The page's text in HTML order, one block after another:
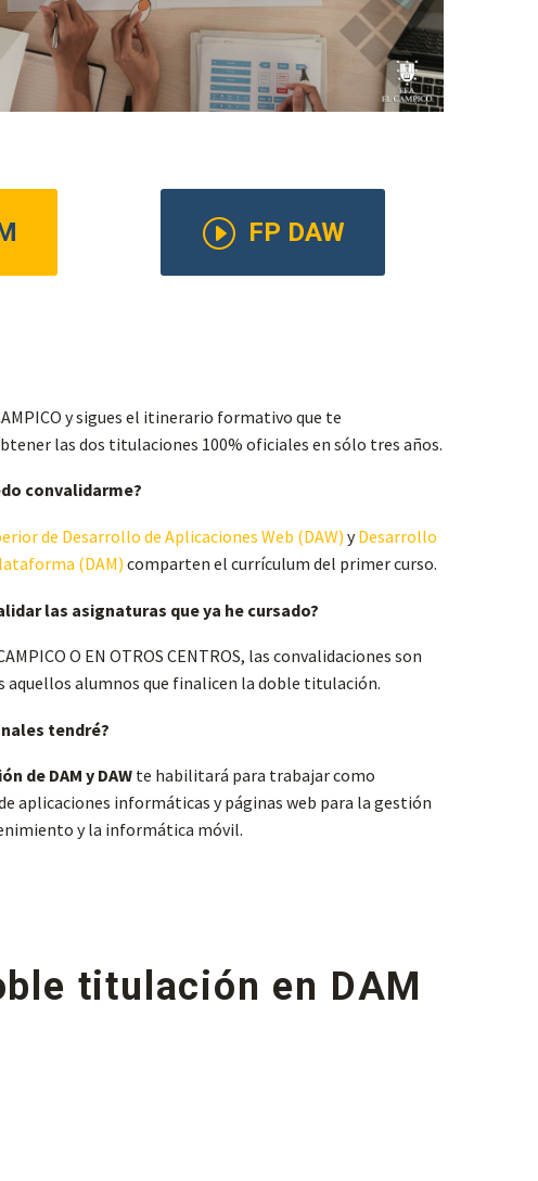
I FP DAW
y sigues el itinerario formativo que te
las dos titulaciones 100% oficiales en sólo tres años.
convalidarme?
de Desarrollo de Aplicaciones Web (DAW) yDesarrollo
(DAM) comparten el currículum del primer curso.
las asignaturas que ya he cursado?
O EN OTROS CENTROS, las convalidaciones son
aquellos alumnos que finalicen la doble titulación.
tendré?
de DAM y DAW te habilitará para trabajar como
aplicaciones informáticas y páginas web para la gestión
y la informática móvil.
titulación en DAM